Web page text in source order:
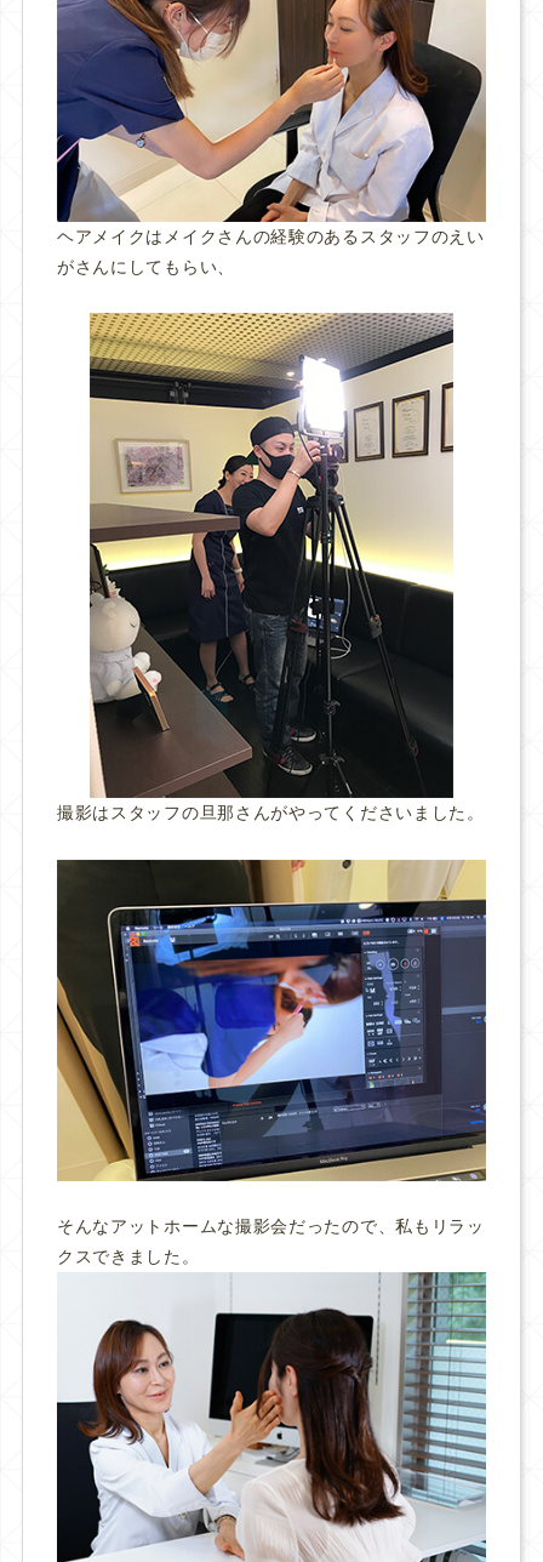
ヘアメイクはメイクさんの経験のあるスタッフのえい
がさんにしてもらい、
撮影はスタッフの旦那さんがやってくださいました。
そんなアットホームな撮影会だったので、私もリラッ
クスできました。